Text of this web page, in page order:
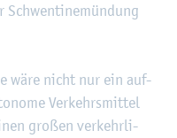
Schwen­ti­ne­mün­dung
wäre nicht nur ein auf­
Ver­kehrs­mit­tel
gro­ßen ver­kehr­li­